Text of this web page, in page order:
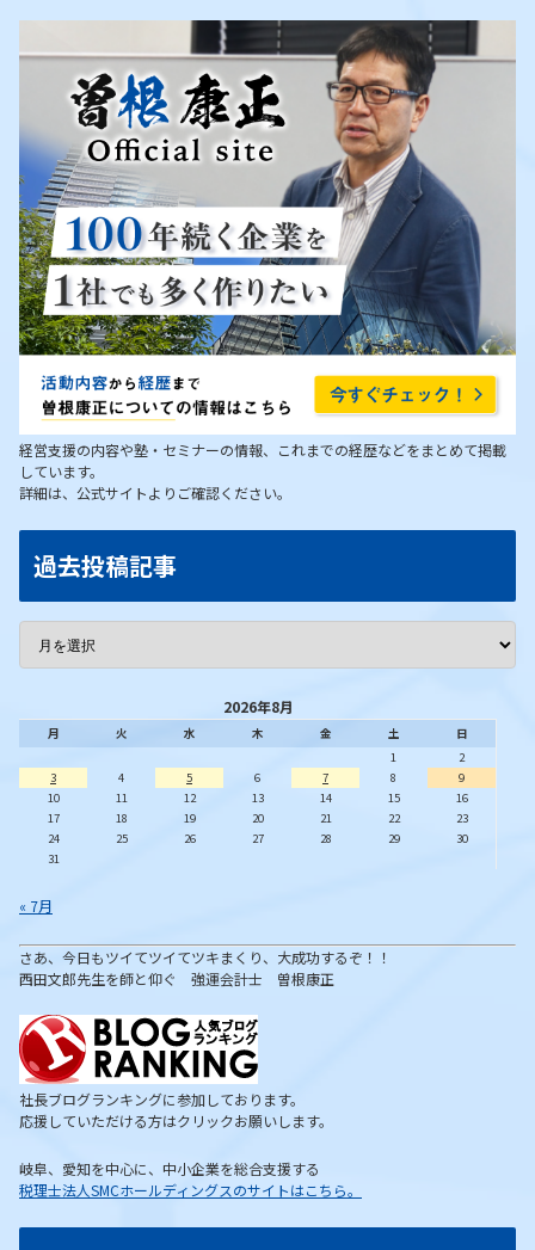
経営支援の内容や塾・セミナーの情報、これまでの経歴などをまとめて掲載
しています。
詳細は、公式サイトよりご確認ください。
過去投稿記事
2026年8月
月 火 水 木 金 土
日
1
2
3
4 5 6 7 8
9
10
11 12 13 14 15
16
17
18 19 20 21 22
23
24
25 26 27 28 29
30
31
« 7月
さあ、今日もツイてツイてツキまくり、大成功するぞ！！
西田文郎先生を師と仰ぐ 強運会計士 曽根康正
社長ブログランキングに参加しております。
応援していただける方はクリックお願いします。
岐阜、愛知を中心に、中小企業を総合支援する
税理士法人SMCホールディングスのサイトはこちら。